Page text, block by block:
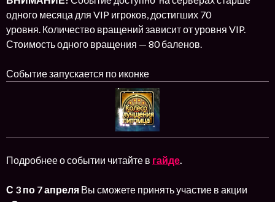
одного месяца для VIP игроков, достигших 70
уровня. Количество вращений зависит от уровня VIP.
Стоимость одного вращения — 80 баленов.
Событие запускается по иконке
Подробнее о событии читайте в гайде
С 3 по 7 апреля Вы сможете принять участие в акции